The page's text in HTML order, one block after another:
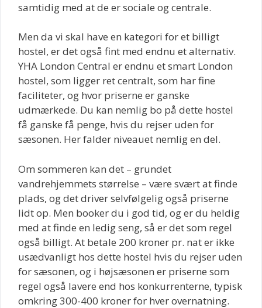
samtidig med at de er sociale og centrale.
Men da vi skal have en kategori for et billigt
hostel, er det også fint med endnu et alternativ.
YHA London Central er endnu et smart London
hostel, som ligger ret centralt, som har fine
faciliteter, og hvor priserne er ganske
udmærkede. Du kan nemlig bo på dette hostel
få ganske få penge, hvis du rejser uden for
sæsonen. Her falder niveauet nemlig en del.
Om sommeren kan det – grundet
vandrehjemmets størrelse – være svært at finde
plads, og det driver selvfølgelig også priserne
lidt op. Men booker du i god tid, og er du heldig
med at finde en ledig seng, så er det som regel
også billigt. At betale 200 kroner pr. nat er ikke
usædvanligt hos dette hostel hvis du rejser uden
for sæsonen, og i højsæsonen er priserne som
regel også lavere end hos konkurrenterne, typisk
omkring 300-400 kroner for hver overnatning.